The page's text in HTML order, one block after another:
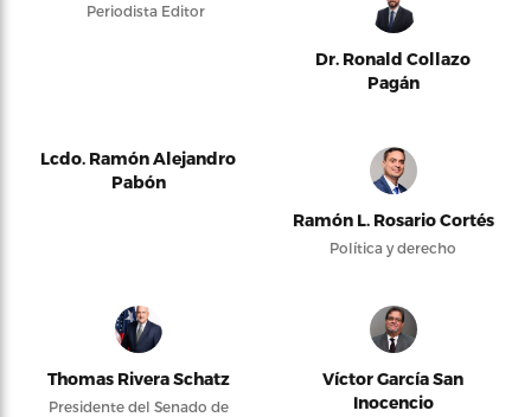
Periodista Editor
Dr. Ronald Collazo
Pagán
Lcdo. Ramón Alejandro
Pabón
Ramón L. Rosario Cortés
Política y derecho
Thomas Rivera Schatz
Presidente del Senado de
Víctor García San
Inocencio